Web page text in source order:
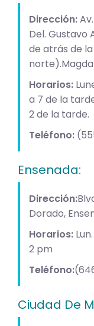
Dirección:
Del. Gustavo
de atrás de
Horarios:
a 7 de la
2 de la tarde.
Teléfono:
Ensenada:
Dirección:
Dorado,
Horarios:
2 pm
Teléfono:
Ciudad De